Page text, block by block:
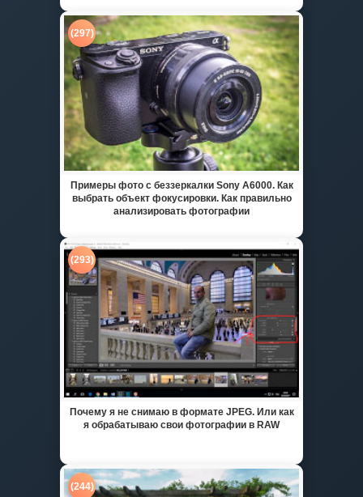
(297)
Примеры фото с беззеркалки Sony A6000. Как
выбрать объект фокусировки. Как правильно
анализировать фотографии
(293)
Почему я не снимаю в формате JPEG. Или как
я обрабатываю свои фотографии в RAW
(244)